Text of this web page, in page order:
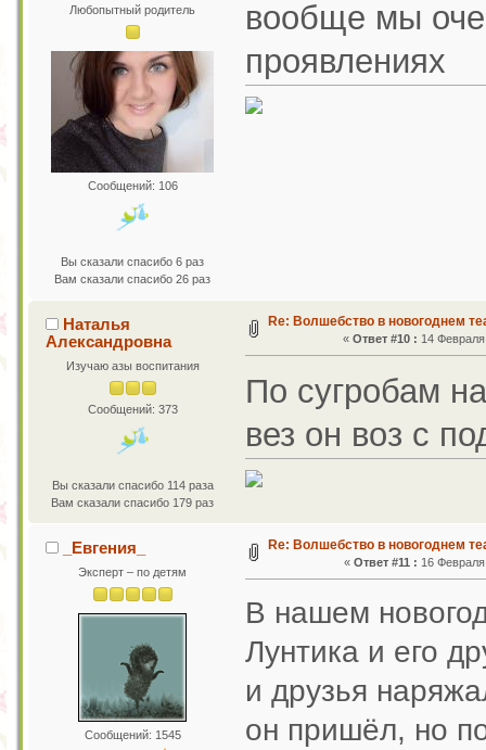
Любопытный родитель
Сообщений: 106
Вы сказали спасибо 6 раз
Вам сказали спасибо 26 раз
вообще мы
проявлениях
Наталья
Александровна
Изучаю азы воспитания
Сообщений: 373
Вы сказали спасибо 114 раза
Вам сказали спасибо 179 раз
Re: Волшебство в новогоднем
«Ответ #10 : 14
По сугробам
вез он воз с
_Евгения_
Эксперт – по детям
Сообщений: 1545
Re: Волшебство в новогоднем
« Ответ #11 : 16
В нашем
Лунтика и его
и друзья
он пришёл, но